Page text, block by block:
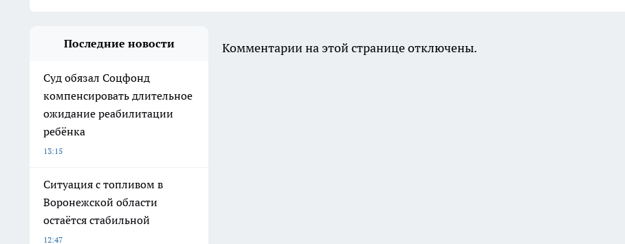
Последние новости
Суд обязал Соцфонд
компенсировать длительное
ожидание реабилитации
ребёнка
13:15
Ситуация с топливом в
Воронежской области
остаётся стабильной
12:47
Комментарии на этой странице отключены.